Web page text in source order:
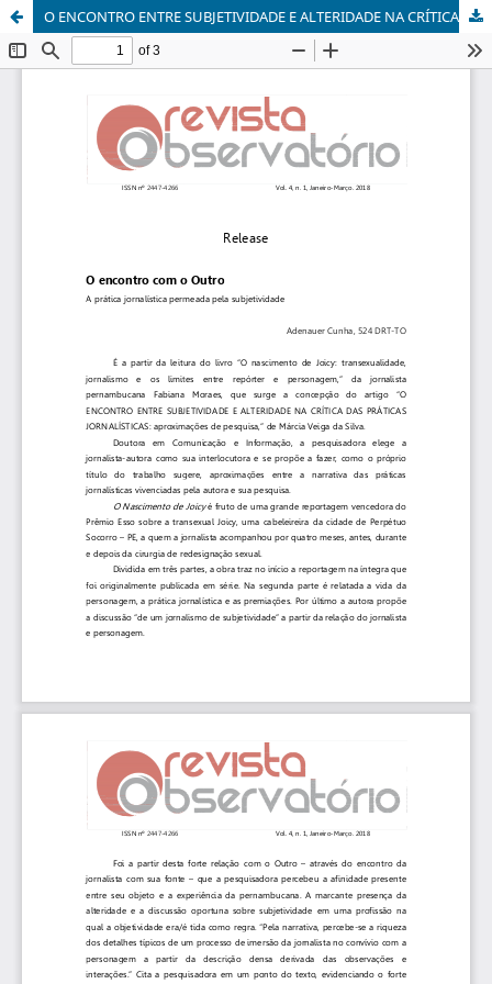
O ENCONTRO ENTRE SUBJETIVIDADE E ALTERIDADE NA CRÍTICA DAS PRÁTICAS JORNALÍSTICAS: aproximações de pesquisa